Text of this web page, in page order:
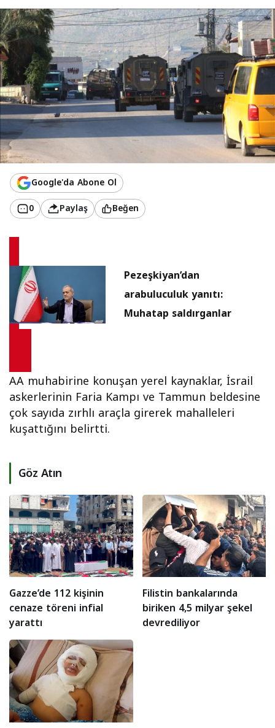
Google'da Abone Ol
0
Paylaş Beğen
Pezeşkiyan’dan
arabuluculuk yanıtı:
Muhatap saldırganlar
AA muhabirine konuşan yerel kaynaklar, İsrail
askerlerinin Faria Kampı ve Tammun beldesine
çok sayıda zırhlı araçla girerek mahalleleri
kuşattığını belirtti.
Göz Atın
Gazze’de 112 kişinin
cenaze töreni infial
yarattı
Filistin bankalarında
biriken 4,5 milyar şekel
devrediliyor